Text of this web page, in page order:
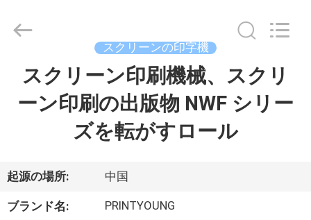
ダ
ク
2015
International
Industry
Rights
スクリーンの印字機
スクリーン印刷機械、スクリ
ーン印刷の出版物 NWF シリー
ズを転がすロール
起源の場所: 中国
ブランド名: PRINTYOUNG